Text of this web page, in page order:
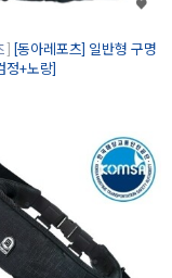
[동아레포츠] 일반형 구명
정+노랑]